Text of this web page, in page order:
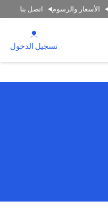
الأسعار والرسوم اتصل بنا
تسجيل الدخول